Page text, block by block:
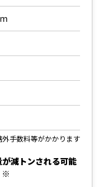
手数料等がかかります
減トンされる可能
※